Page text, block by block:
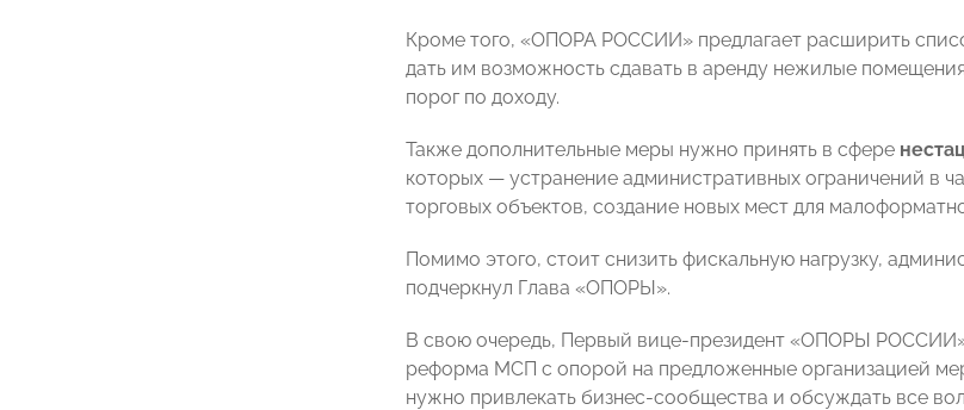
Кроме того, «ОПОРА РОССИИ» предлагает расширить
дать им возможность сдавать в аренду нежилые
порог по доходу.
Также дополнительные меры нужно принять в сфере
которых — устранение административных ограничений в
торговых объектов, создание новых мест для
Помимо этого, стоит снизить фискальную нагрузку,
подчеркнул Глава «ОПОРЫ».
В свою очередь, Первый вице-президент «ОПОРЫ
реформа МСП с опорой на предложенные организацией
нужно привлекать бизнес-сообщества и обсуждать все